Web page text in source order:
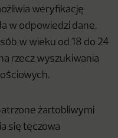
weryfikację
w odpowiedzi dane,
w wieku od 18 do 24
rzecz wyszukiwania
żartobliwymi
się tęczowa